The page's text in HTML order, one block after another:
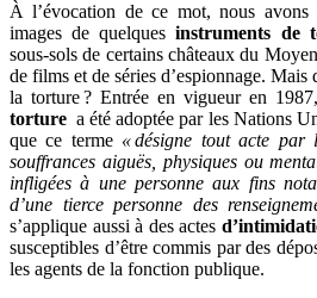
À l’évocation de ce mot, nous avons
images de quelques instruments de
sous-sols de certains châteaux du
de films et de séries d’espionnage. Mais
la torture ? Entrée en vigueur en
torture a été adoptée par les Nations
que ce terme « désigne tout acte par
souffrances aiguës, physiques ou
infligées à une personne aux fins
d’une tierce personne des
s’applique aussi à des actes
susceptibles d’être commis par des
les agents de la fonction publique.